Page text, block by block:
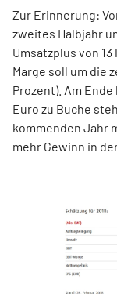
Zur Erinnerung:
zweites Halbjahr
Umsatzplus von
Marge soll um die
Prozent). Am
Euro zu Buche
kommenden Jahr
mehr Gewinn in